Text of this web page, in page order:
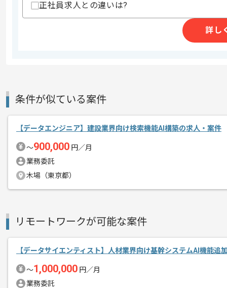
その他募集要項
募集人数
2023/08/01
週3日から参画可能でございます。
正社員求人との違いは?
詳し
条件が似ている案件
【データエンジニア】建設業界向け検索機能AI構築の求人・案件
〜900,000 円／月
業務委託
木場（東京都）
リモートワークが可能な案件
【データサイエンティスト】人材業界向け基幹システムAI機能追
〜1,000,000 円／月
業務委託